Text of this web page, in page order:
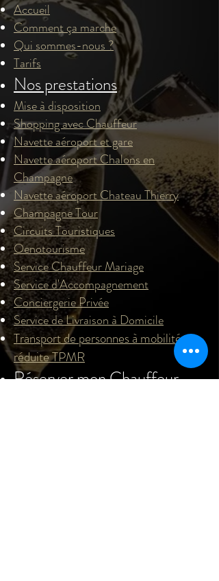
Accueil
Comment ça marche
Qui sommes-nous ?
Tarifs
Nos prestations
Mise à disposition
Shopping avec Chauffeur
Navette aéroport et gare
Navette aéroport Chalons en
Champagne
Navette aéroport Chateau Thierry
Champagne Tour
Circuits Touristiques
Oenotourisme
Service Chauffeur Mariage
Service d'Accompagnement
Conciergerie Privée
Service de Livraison à Domicile
Transport de personnes à mobilité
réduite TPMR
Réserver mon Chauffeur